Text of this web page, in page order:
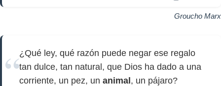
Groucho Marx
¿Qué ley, qué razón puede negar ese regalo
tan dulce, tan natural, que Dios ha dado a una
corriente, un pez, un animal , un pájaro?